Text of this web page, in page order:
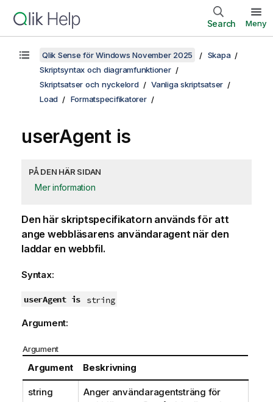
Search Meny
Qlik Sense för Windows November 2025
Skapa
Skriptsyntax och diagramfunktioner
Skriptsatser och nyckelord
Vanliga skriptsatser
Load
Formatspecifikatorer
userAgent is
PÅ DEN HÄR SIDAN
Mer information
Den här skriptspecifikatorn används för att
ange webbläsarens användaragent när den
laddar en webbfil.
Syntax:
userAgent is string
Argument:
Argument
Argument Beskrivning
string
Anger användaragentsträng för